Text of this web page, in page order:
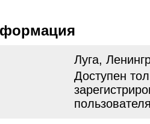
Луга,
Доступен